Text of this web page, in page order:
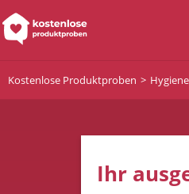
Kostenlose Produktproben Hygiene
Ihr